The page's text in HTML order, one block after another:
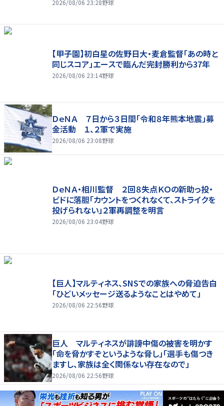
2026/08/06 23:28野球
【甲子園】初白星の佐野日大・麦倉監督「あの時と
同じスコア」エースで臨んだ完封勝利から37年
2026/08/06 23:14野球
ＤｅＮＡ ７日から３日間「令和８年熊本地震」募
金活動 １、２軍で実施
2026/08/06 23:08野球
ＤｅＮＡ・相川監督 ２回８失点ＫＯの新助っ投・
ビドに落胆「カウントをつくれなくて、ストライクを
投げられない」２軍再調整を明言
2026/08/06 23:04野球
【巨人】マルティネス、SNSでの家族への脅迫告白
「ひどいメッセージ送るようなことはやめて」
2026/08/06 22:56野球
巨人 マルティネスが誹謗中傷の被害を明かす
「命を脅かすぞというような脅し」「選手も傷つき
ますし、家族は全く関係ない存在なので」
2026/08/06 22:56野球